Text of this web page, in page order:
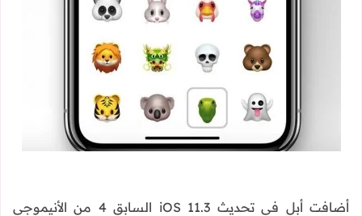
أضافت أبل في تحديث iOS 11.3 السابق 4 من الأنيموجي